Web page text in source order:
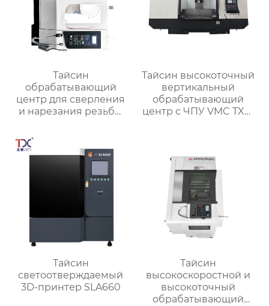
Тайсин
обрабатывающий
центр для сверления
и нарезания резьбы
Тайсин высокоточный
вертикальный
обрабатывающий
центр с ЧПУ VMC TXP-
Тайсин
светоотверждаемый
3D-принтер SLA660
Тайсин
высокоскоростной и
высокоточный
обрабатывающий